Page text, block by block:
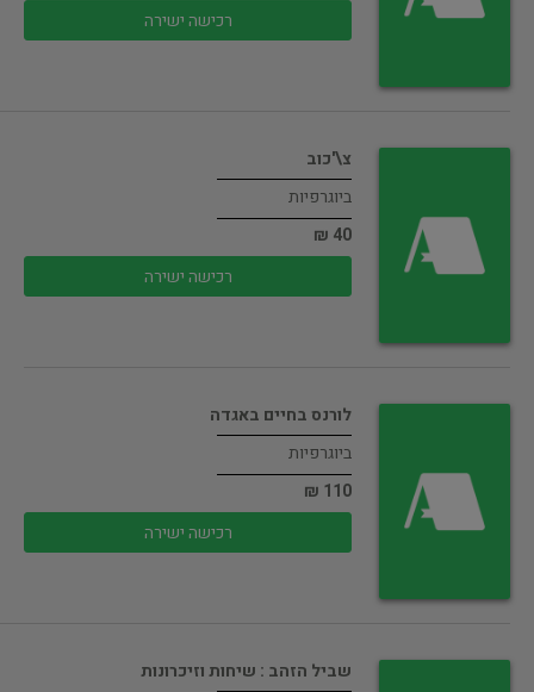
רכישה ישירה
צ\'כוב
ביוגרפיות
40 ₪
רכישה ישירה
לורנס בחיים באגדה
ביוגרפיות
110 ₪
רכישה ישירה
שביל הזהב : שיחות וזיכרונות